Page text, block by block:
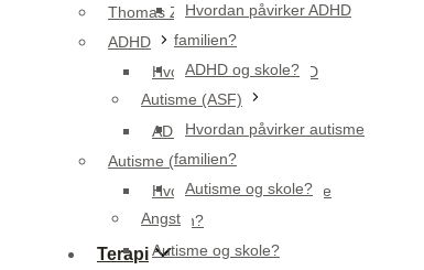
Hvordan påvirker ADHD
familien?
ADHD og skole?
Autisme (ASF)
Hvordan påvirker autisme
familien?
Autisme og skole?
Angst
Terapi
Thomas Ziehe
ADHD
Hvordan påvirker ADHD
familien?
ADHD og skole?
Autisme (ASF)
Hvordan påvirker autisme
familien?
Autisme og skole?